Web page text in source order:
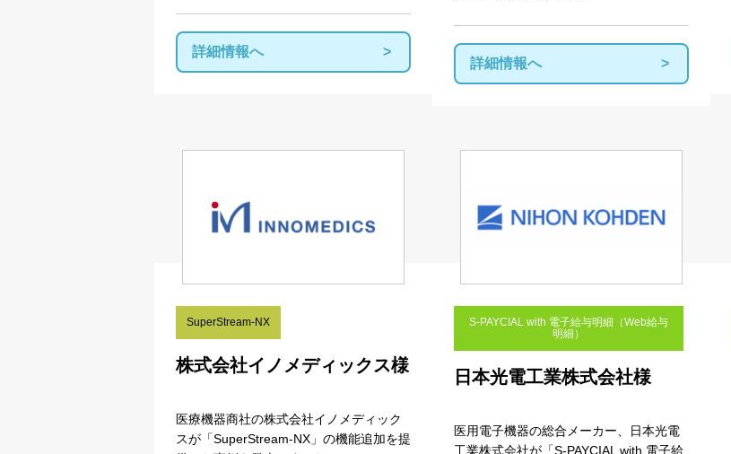
詳細情報へ
詳細情報へ
SuperStream-NX
株式会社イノメディックス様
医療機器商社の株式会社イノメディック
スが「SuperStream-NX」の機能追加を提
S-PAYCIAL with 電子給与明細（Web給与
明細）
日本光電工業株式会社様
医用電子機器の総合メーカー、日本光電
工業株式会社が「S-PAYCIAL with 電子給